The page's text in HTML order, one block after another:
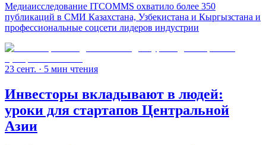
Медиаисследование ITCOMMS охватило более 350
публикаций в СМИ Казахстана, Узбекистана и Кыргызстана и
профессиональные соцсети лидеров индустрии
23 сент. · 5 мин чтения
Инвесторы вкладывают в людей:
уроки для стартапов Центральной
Азии